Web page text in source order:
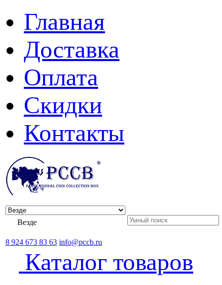
Главная
Доставка
Оплата
Скидки
Контакты
Везде
8 924 673 83 63 info@pccb.ru
Каталог товаров